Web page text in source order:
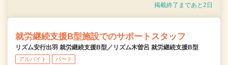
掲載終了まであと2日
就労継続支援B型施設でのサポートスタッフ
リズム安行出羽 就労継続支援B型／リズム木曽呂 就労継続支援B型
アルバイト パート